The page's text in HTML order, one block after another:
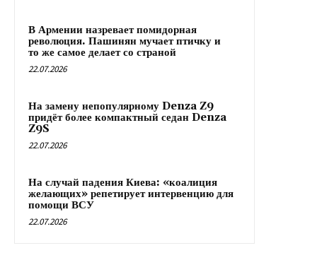
В Армении назревает помидорная
революция. Пашинян мучает птичку и
то же самое делает со страной
22.07.2026
На замену непопулярному Denza Z9
придёт более компактный седан Denza
Z9S
22.07.2026
На случай падения Киева: «коалиция
желающих» репетирует интервенцию для
помощи ВСУ
22.07.2026